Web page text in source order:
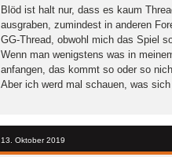
Blöd ist halt nur, dass es kaum
ausgraben, zumindest in anderen
GG-Thread, obwohl mich das Spiel
Wenn man wenigstens was in
anfangen, das kommt so oder so
Aber ich werd mal schauen, was
13. Oktober 2019